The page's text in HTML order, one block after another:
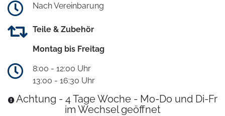
Nach Vereinbarung
Teile & Zubehör
Montag bis Freitag
8:00 - 12:00 Uhr
13:00 - 16:30 Uhr
Achtung - 4 Tage Woche - Mo-Do und Di-Fr
im Wechsel geöffnet